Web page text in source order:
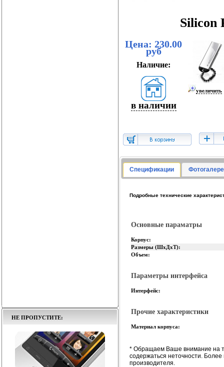
НЕ ПРОПУСТИТЕ:
Silicon
Цена: 230.00
руб
Наличие:
в наличии
увеличить
Спецификации
Подробные технические
Основные параматры
Корпус:
Размеры (ШхДхТ):
Объем:
Параметры интерфейса
Интерфейс:
Прочие характеристики
Материал корпуса:
* Обращаем Ваше внимание на
содержаться неточности.
производителя.